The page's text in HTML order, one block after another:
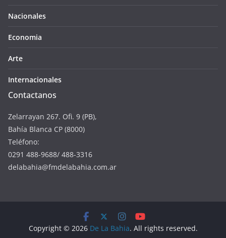
Nacionales
Economia
Arte
Internacionales
Contactanos
Zelarrayan 267. Ofi. 9 (PB),
Bahía Blanca CP (8000)
Teléfono:
0291 488-9688/ 488-3316
delabahia@fmdelabahia.com.ar
Copyright © 2026 De La Bahia. All rights reserved.